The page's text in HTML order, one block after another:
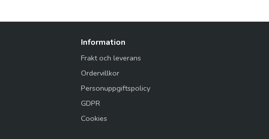
Information
Frakt och leverans
Ordervillkor
Personuppgiftspolicy
GDPR
Cookies